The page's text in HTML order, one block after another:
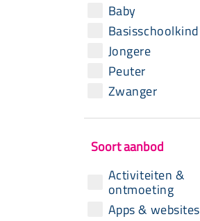
Baby
Basisschoolkind
Jongere
Peuter
Zwanger
Soort aanbod
Activiteiten &
ontmoeting
Apps & websites